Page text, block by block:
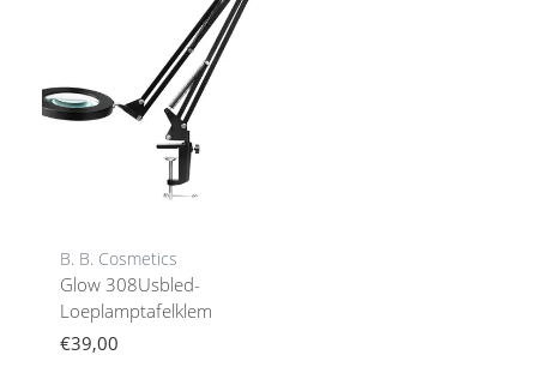
B. B. Cosmetics
Glow 308Usbled-
Loeplamptafelklem
€39,00